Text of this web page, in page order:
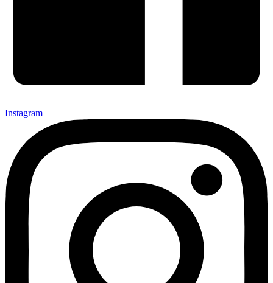
Instagram